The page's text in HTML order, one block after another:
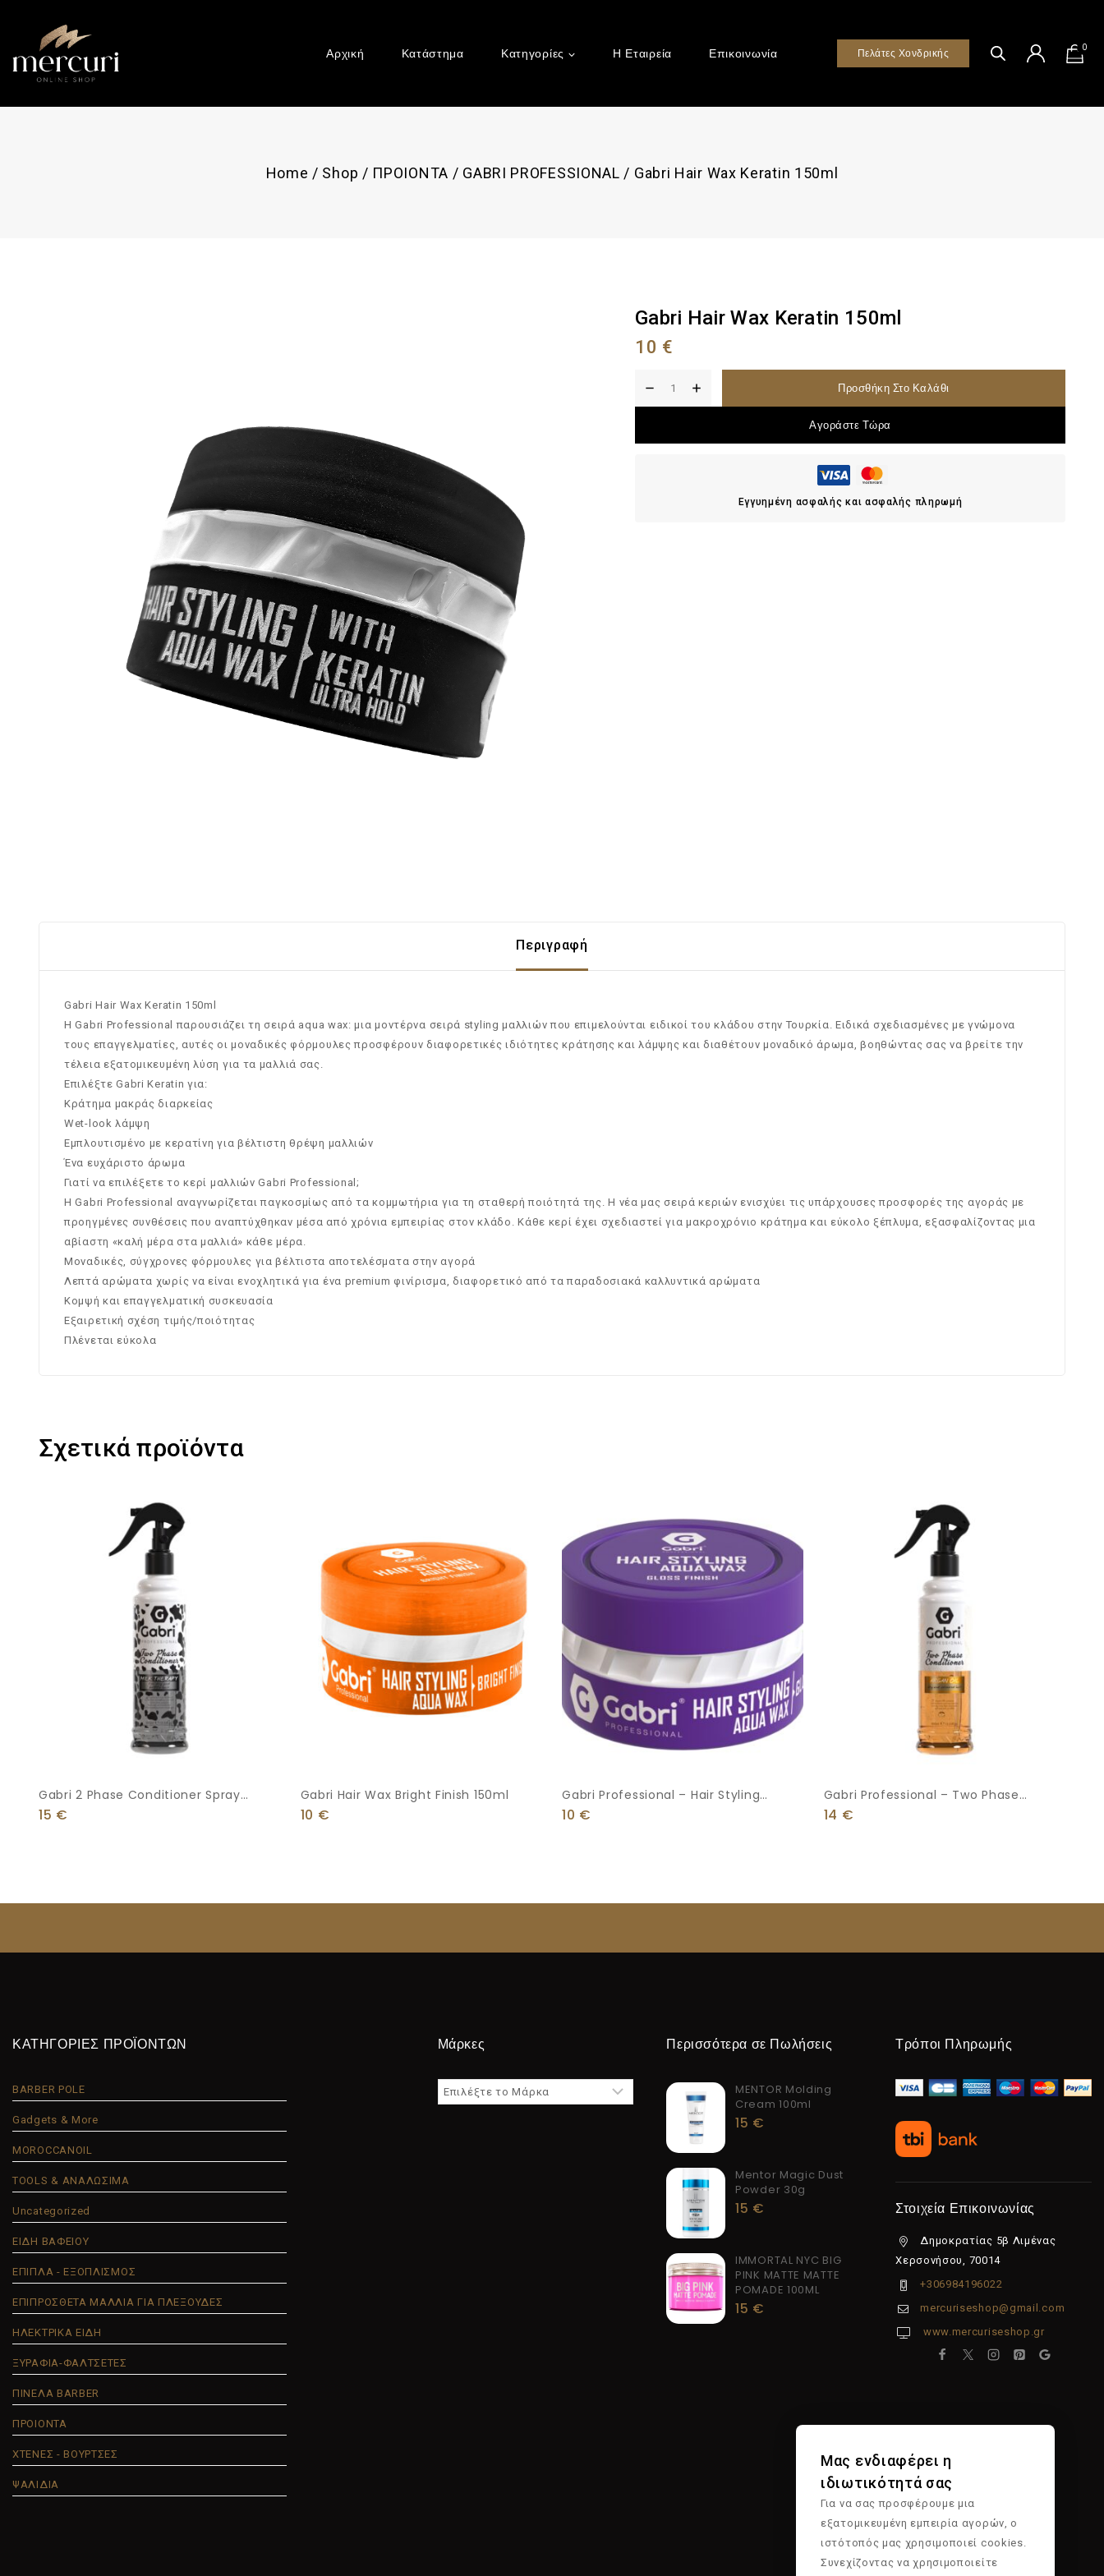
Αρχική Κατάστημα Κατηγορίες Η Εταιρεία Επικοινωνία Πελάτες Χονδρικής 0
Home / Shop / ΠΡΟΙΟΝΤΑ / GABRI PROFESSIONAL / Gabri Hair Wax Keratin 150ml
Gabri Hair Wax Keratin 150ml
10 €
Προσθήκη Στο Καλάθι
Αγοράστε Τώρα
Εγγυημένη ασφαλής και ασφαλής πληρωμή
Περιγραφή
Gabri Hair Wax Keratin 150ml
Η Gabri Professional παρουσιάζει τη σειρά aqua wax: μια μοντέρνα σειρά styling μαλλιών που επιμελούνται ειδικοί του κλάδου στην Τουρκία. Ειδικά σχεδιασμένες με γνώμονα
τους επαγγελματίες, αυτές οι μοναδικές φόρμουλες προσφέρουν διαφορετικές ιδιότητες κράτησης και λάμψης και διαθέτουν μοναδικό άρωμα, βοηθώντας σας να βρείτε την
τέλεια εξατομικευμένη λύση για τα μαλλιά σας.
Επιλέξτε Gabri Keratin για:
Κράτημα μακράς διαρκείας
Wet-look λάμψη
Εμπλουτισμένο με κερατίνη για βέλτιστη θρέψη μαλλιών
Ένα ευχάριστο άρωμα
Γιατί να επιλέξετε το κερί μαλλιών Gabri Professional;
Η Gabri Professional αναγνωρίζεται παγκοσμίως από τα κομμωτήρια για τη σταθερή ποιότητά της. Η νέα μας σειρά κεριών ενισχύει τις υπάρχουσες προσφορές της αγοράς με
προηγμένες συνθέσεις που αναπτύχθηκαν μέσα από χρόνια εμπειρίας στον κλάδο. Κάθε κερί έχει σχεδιαστεί για μακροχρόνιο κράτημα και εύκολο ξέπλυμα, εξασφαλίζοντας μια
αβίαστη «καλή μέρα στα μαλλιά» κάθε μέρα.
Μοναδικές, σύγχρονες φόρμουλες για βέλτιστα αποτελέσματα στην αγορά
Λεπτά αρώματα χωρίς να είναι ενοχλητικά για ένα premium φινίρισμα, διαφορετικό από τα παραδοσιακά καλλυντικά αρώματα
Κομψή και επαγγελματική συσκευασία
Εξαιρετική σχέση τιμής/ποιότητας
Πλένεται εύκολα
Σχετικά προϊόντα
Gabri 2 Phase Conditioner Spray
400ml Milk Therapy
15 €
Gabri Hair Wax Bright Finish 150ml
10 €
Gabri Professional – Hair Styling
Aqua Wax Gloss Finish 150ml
10 €
Gabri Professional – Two Phase
Conditioner Argan Oil 400ml
14 €
ΚΑΤΗΓΟΡΙΕΣ ΠΡΟΪΟΝΤΩΝ
BARBER POLE
Gadgets & More
MOROCCANOIL
TOOLS & ΑΝΑΛΩΣΙΜΑ
Uncategorized
ΕΙΔΗ ΒΑΦΕΙΟΥ
ΕΠΙΠΛΑ - ΕΞΟΠΛΙΣΜΟΣ
ΕΠΙΠΡΟΣΘΕΤΑ ΜΑΛΛΙΑ ΓΙΑ ΠΛΕΞΟΥΔΕΣ
ΗΛΕΚΤΡΙΚΑ ΕΙΔΗ
ΞΥΡΑΦΙΑ-ΦΑΛΤΣΕΤΕΣ
ΠΙΝΕΛΑ BARBER
ΠΡΟΙΟΝΤΑ
ΧΤΕΝΕΣ - ΒΟΥΡΤΣΕΣ
ΨΑΛΙΔΙΑ
Μάρκες Περισσότερα σε Πωλήσεις
MENTOR Molding
Cream 100ml
15 €
Mentor Magic Dust
Powder 30g
15 €
IMMORTAL NYC BIG
PINK MATTE MATTE
POMADE 100ML
15 €
Τρόποι Πληρωμής
Στοιχεία Επικοινωνίας
Δημοκρατίας 5β Λιμένας
Χερσονήσου, 70014
+306984196022
mercuriseshop@gmail.com
www.mercuriseshop.gr
Μας ενδιαφέρει η
ιδιωτικότητά σας
Για να σας προσφέρουμε μια
εξατομικευμένη εμπειρία αγορών, ο
ιστότοπός μας χρησιμοποιεί cookies.
Συνεχίζοντας να χρησιμοποιείτε